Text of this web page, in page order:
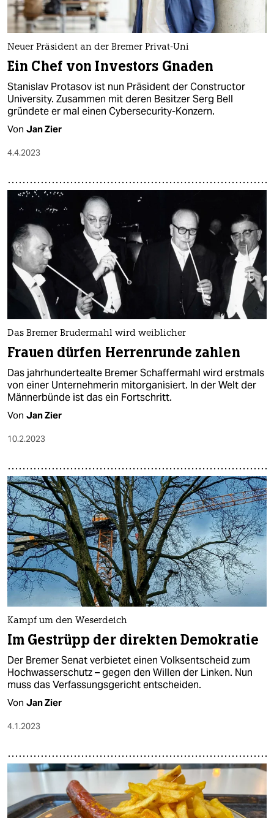
Neuer Präsident an der Bremer Privat-Uni
Ein Chef von Investors Gnaden
Stanislav Protasov ist nun Präsident der Constructor
University. Zusammen mit deren Besitzer Serg Bell
gründete er mal einen Cybersecurity-Konzern.
Von Jan Zier
4.4.2023
Das Bremer Brudermahl wird weiblicher
Frauen dürfen Herrenrunde zahlen
Das jahrhundertealte Bremer Schaffermahl wird erstmals
von einer Unternehmerin mitorganisiert. In der Welt der
Männerbünde ist das ein Fortschritt.
Von Jan Zier
10.2.2023
Kampf um den Weserdeich
Im Gestrüpp der direkten Demokratie
Der Bremer Senat verbietet einen Volksentscheid zum
Hochwasserschutz – gegen den Willen der Linken. Nun
muss das Verfassungsgericht entscheiden.
Von Jan Zier
4.1.2023